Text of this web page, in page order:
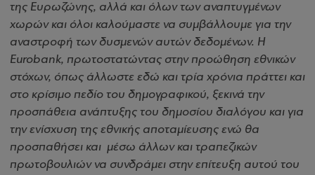
της Ευρωζώνης, αλλά και όλων των αναπτυγμένων
χωρών και όλοι καλούμαστε να συμβάλλουμε για την
αναστροφή των δυσμενών αυτών δεδομένων. Η
Eurobank, πρωτοστατώντας στην προώθηση εθνικών
στόχων, όπως άλλωστε εδώ και τρία χρόνια πράττει και
στο κρίσιμο πεδίο του δημογραφικού, ξεκινά την
προσπάθεια ανάπτυξης του δημοσίου διαλόγου και για
την ενίσχυση της εθνικής αποταμίευσης ενώ θα
προσπαθήσει και μέσω άλλων και τραπεζικών
πρωτοβουλιών να συνδράμει στην επίτευξη αυτού του